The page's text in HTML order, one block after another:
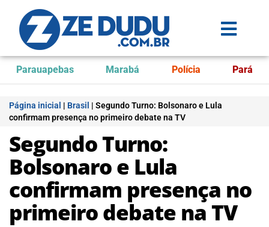
Parauapebas Marabá Polícia Pará
Página inicial | Brasil | Segundo Turno: Bolsonaro e Lula
confirmam presença no primeiro debate na TV
Segundo Turno:
Bolsonaro e Lula
confirmam presença no
primeiro debate na TV